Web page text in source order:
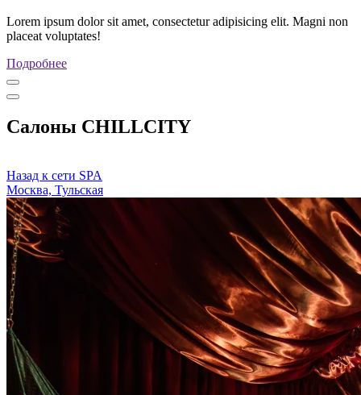
Lorem ipsum dolor sit amet, consectetur adipisicing elit. Magni non
placeat voluptates!
Подробнее
Салоны CHILLCITY
Назад к сети SPA
Москва, Тульская